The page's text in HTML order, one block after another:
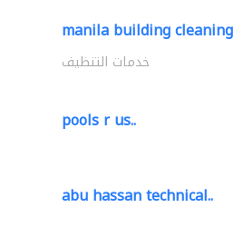
manila building cleaning
خدمات التنظيف
pools r us..
abu hassan technical..